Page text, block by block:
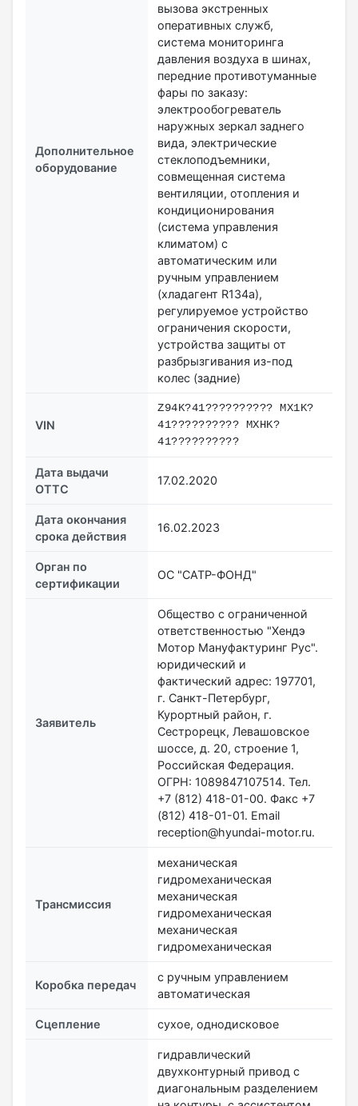
Дополнительное
оборудование
вызова экстренных
оперативных служб,
система мониторинга
давления воздуха в шинах,
передние противотуманные
фары по заказу:
электрообогреватель
наружных зеркал заднего
вида, электрические
стеклоподъемники,
совмещенная система
вентиляции, отопления и
кондиционирования
(система управления
климатом) с
автоматическим или
ручным управлением
(хладагент R134a),
регулируемое устройство
ограничения скорости,
устройства защиты от
разбрызгивания из-под
колес (задние)
VIN
Z94K?41?????????? MX1K?
41?????????? MXHK?
41??????????
Дата выдачи
ОТТС
17.02.2020
Дата окончания
срока действия
16.02.2023
Орган по
сертификации
ОС "САТР-ФОНД"
Заявитель
Общество с ограниченной
ответственностью "Хендэ
Мотор Мануфактуринг Рус".
юридический и
фактический адрес: 197701,
г. Санкт-Петербург,
Курортный район, г.
Сестрорецк, Левашовское
шоссе, д. 20, строение 1,
Российская Федерация.
ОГРН: 1089847107514. Тел.
+7 (812) 418-01-00. Факс +7
(812) 418-01-01. Email
reception@hyundai-motor.ru.
Трансмиссия
механическая
гидромеханическая
механическая
гидромеханическая
механическая
гидромеханическая
Коробка передач
с ручным управлением
автоматическая
Сцепление сухое, однодисковое
гидравлический
двухконтурный привод с
диагональным разделением